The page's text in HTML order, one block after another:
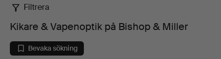
Kikare
Filtrera
Kikare & Vapenoptik på Bishop & Miller
Bevaka sökning